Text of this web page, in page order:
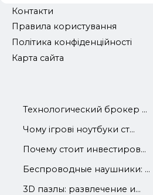
Контакти
Правила користування
Політика конфіденційності
Карта сайта
Технологический брокер ...
Чому ігрові ноутбуки ст...
Почему стоит инвестиров...
Беспроводные наушники: ...
3D пазлы: развлечение и...